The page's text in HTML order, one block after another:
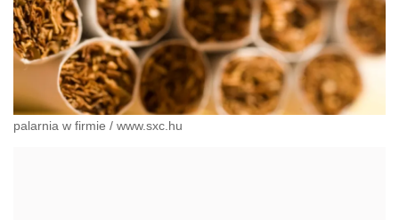
palarnia w firmie / www.sxc.hu